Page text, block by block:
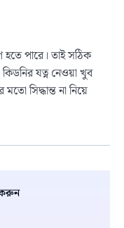
হতে পারে। তাই সঠিক
যত্ন নেওয়া খুব
সিদ্ধান্ত না নিয়ে